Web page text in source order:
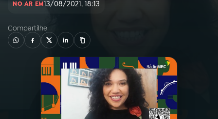
01INÍCIO
A RÁDIO
PROGRAMAÇÃO
NO AR EM13/08/2021, 18:13
Compartilhe